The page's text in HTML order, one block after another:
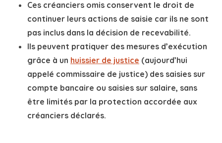
Ces créanciers omis conservent le droit de
continuer leurs actions de saisie car ils ne sont
pas inclus dans la décision de recevabilité.
Ils peuvent pratiquer des mesures d’exécution
grâce à un huissier de justice (aujourd’hui
appelé commissaire de justice) des saisies sur
compte bancaire ou saisies sur salaire, sans
être limités par la protection accordée aux
créanciers déclarés.